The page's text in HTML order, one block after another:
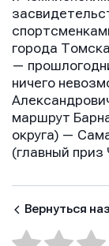
города
—
ничего
маршрут
округа) —
(главный
Вернуться
Сообщение
Нажимая
Сообщение
Нажимая
Сообщение